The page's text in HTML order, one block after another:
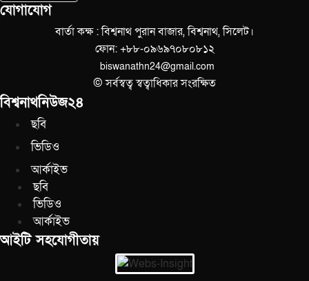
যোগাযোগ
বার্তা কক্ষ : বিশ্বনাথ পুরান বাজার, বিশ্বনাথ, সিলেট।
ফোন: +৮৮-০৯৬৯৭০৮০৮১২
biswanathn24@gmail.com
© সর্বস্বত্ব স্বত্বাধিকার সংরক্ষিত
বিশ্বনাথনিউজ২৪
ছবি
ভিডিও
আর্কাইভ
ছবি
ভিডিও
আর্কাইভ
আইটি সহযোগীতায়